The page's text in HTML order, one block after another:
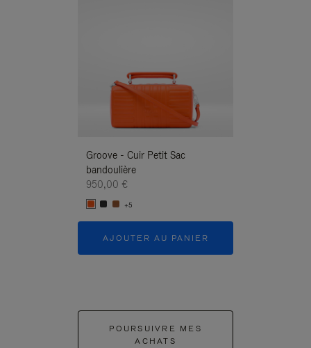
Groove - Cuir Petit Sac
bandoulière
950,00 €
+5
AJOUTER AU PANIER
POURSUIVRE MES
ACHATS